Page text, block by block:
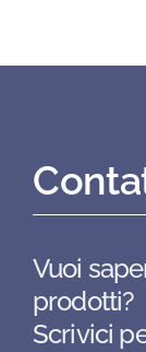
Vuoi
prodotti?
Scrivici